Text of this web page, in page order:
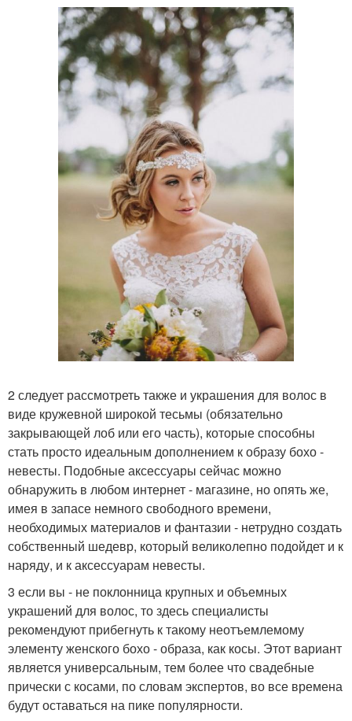
2 следует рассмотреть также и украшения для волос в
виде кружевной широкой тесьмы (обязательно
закрывающей лоб или его часть), которые способны
стать просто идеальным дополнением к образу бохо -
невесты. Подобные аксессуары сейчас можно
обнаружить в любом интернет - магазине, но опять же,
имея в запасе немного свободного времени,
необходимых материалов и фантазии - нетрудно создать
собственный шедевр, который великолепно подойдет и к
наряду, и к аксессуарам невесты.
3 если вы - не поклонница крупных и объемных
украшений для волос, то здесь специалисты
рекомендуют прибегнуть к такому неотъемлемому
элементу женского бохо - образа, как косы. Этот вариант
является универсальным, тем более что свадебные
прически с косами, по словам экспертов, во все времена
будут оставаться на пике популярности.